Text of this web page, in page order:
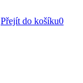
Přejít do košíku0